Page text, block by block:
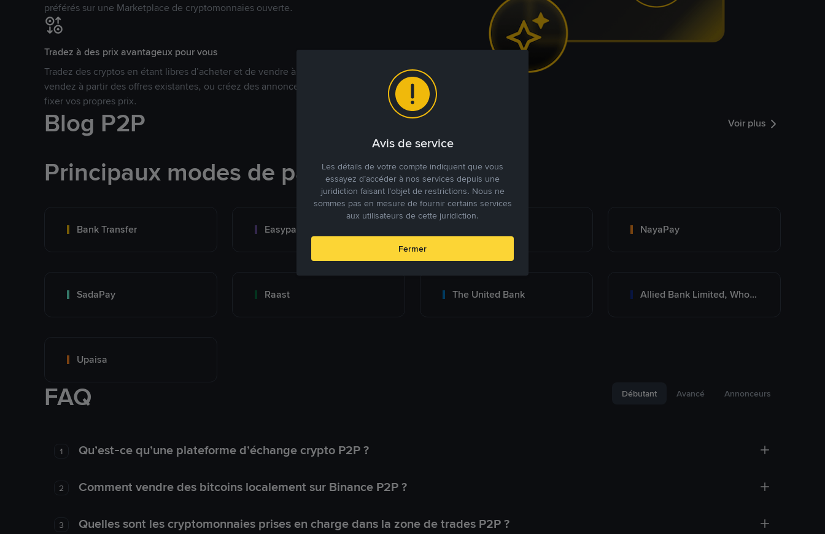
préférés sur une Marketplace de cryptomonnaies ouverte.
Tradez à des prix avantageux pour vous
Tradez des cryptos en étant libres d’acheter et de vendre à votre prix. Achetez ou
vendez à partir des offres existantes, ou créez des annonces commerciales pour
fixer vos propres prix.
Blog P2P Voir plus
Principaux modes de paiement
Bank Transfer Easypaisa-PK Only NayaPay
SadaPay Raast The United Bank Allied Bank Limited, Wholesale Branch
Upaisa
FAQ Débutant Avancé Annonceurs
1 Qu’est-ce qu’une plateforme d’échange crypto P2P ?
2 Comment vendre des bitcoins localement sur Binance P2P ?
3 Quelles sont les cryptomonnaies prises en charge dans la zone de trades P2P ?
Avis de service
Les détails de votre compte indiquent que vous
essayez d’accéder à nos services depuis une
juridiction faisant l’objet de restrictions. Nous ne
sommes pas en mesure de fournir certains services
aux utilisateurs de cette juridiction.
Fermer